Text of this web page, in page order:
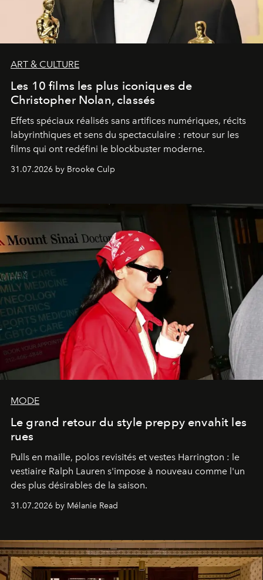
ART & CULTURE
Les 10 films les plus iconiques de
Christopher Nolan, classés
Effets spéciaux réalisés sans artifices numériques, récits
labyrinthiques et sens du spectaculaire : retour sur les
films qui ont redéfini le blockbuster moderne.
31.07.2026 by Brooke Culp
MODE
Le grand retour du style preppy envahit les
rues
Pulls en maille, polos revisités et vestes Harrington : le
vestiaire Ralph Lauren s'impose à nouveau comme l'un
des plus désirables de la saison.
31.07.2026 by Mélanie Read